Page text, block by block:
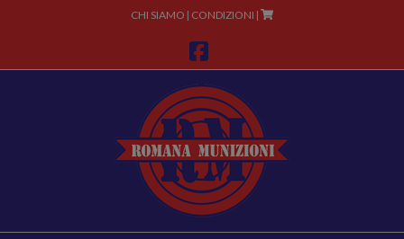
CHI SIAMO | CONDIZIONI |
Facebook